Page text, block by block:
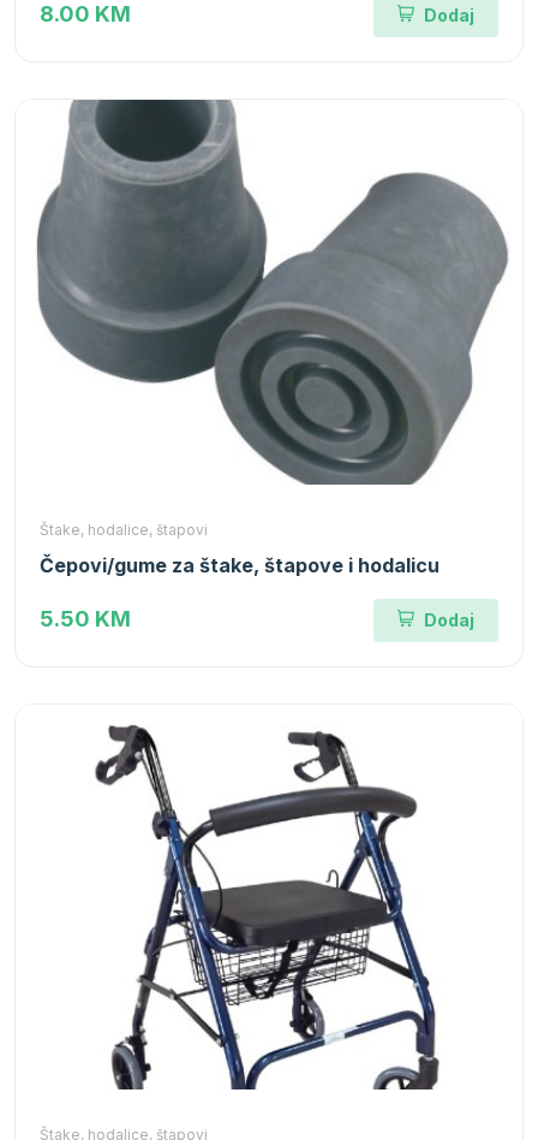
8.00 KM Dodaj
Štake, hodalice, štapovi
Čepovi/gume za štake, štapove i hodalicu
5.50 KM Dodaj
Štake, hodalice, štapovi